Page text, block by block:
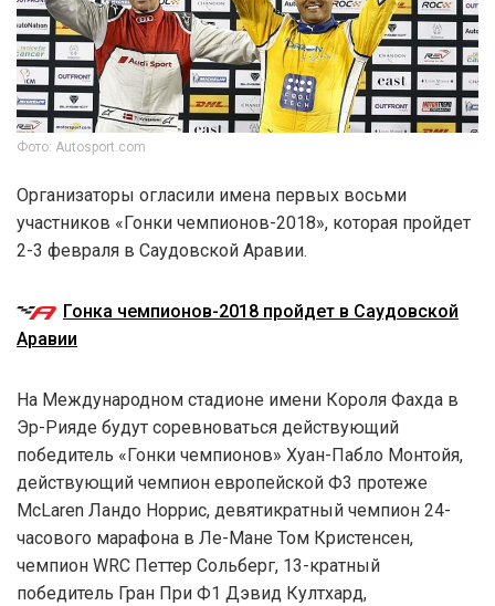
Фото: Autosport.com
Организаторы огласили имена первых восьми
участников «Гонки чемпионов-2018», которая пройдет
2-3 февраля в Саудовской Аравии.
Гонка чемпионов-2018 пройдет в Саудовской
Аравии
На Международном стадионе имени Короля Фахда в
Эр-Рияде будут соревноваться действующий
победитель «Гонки чемпионов» Хуан-Пабло Монтойя,
действующий чемпион европейской Ф3 протеже
McLaren Ландо Норрис, девятикратный чемпион 24-
часового марафона в Ле-Мане Том Кристенсен,
чемпион WRC Петтер Сольберг, 13-кратный
победитель Гран При Ф1 Дэвид Култхард,